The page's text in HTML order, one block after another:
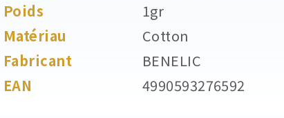
Poids
1gr
Matériau
Cotton
Fabricant
BENELIC
EAN
4990593276592